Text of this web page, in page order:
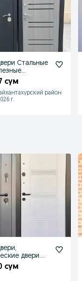
Стальные
двери.
сум
район
г.
двери.
двери,
сум